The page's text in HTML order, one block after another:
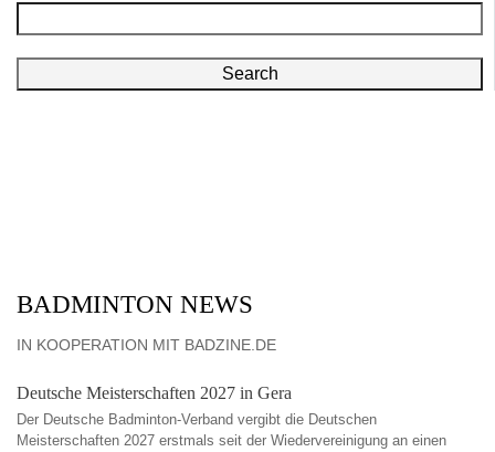
Search
BADMINTON NEWS
IN KOOPERATION MIT BADZINE.DE
Deutsche Meisterschaften 2027 in Gera
Der Deutsche Badminton-Verband vergibt die Deutschen
Meisterschaften 2027 erstmals seit der Wiedervereinigung an einen